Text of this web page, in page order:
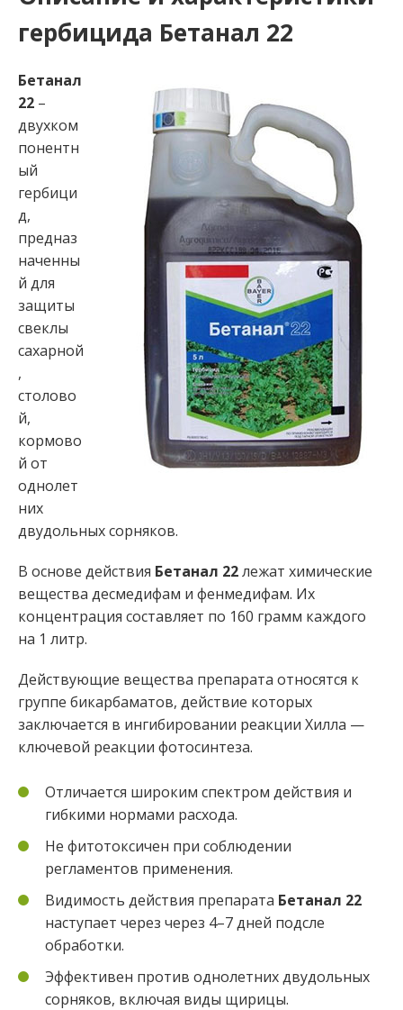
гербицида Бетанал 22
Бетанал
22 –
двухком
понентн
ый
гербици
д,
предназ
наченны
й для
защиты
свеклы
сахарной
,
столово
й,
кормово
й от
однолет
них
двудольных сорняков.
В основе действия Бетанал 22лежат химические
вещества десмедифам и фенмедифам. Их
концентрация составляет по 160 грамм каждого
на 1 литр.
Действующие вещества препарата относятся к
группе бикарбаматов, действие которых
заключается в ингибировании реакции Хилла —
ключевой реакции фотосинтеза.
Отличается широким спектром действия и
гибкими нормами расхода.
Не фитотоксичен при соблюдении
регламентов применения.
Видимость действия препарата Бетанал 22
наступает через через 4–7 дней подсле
обработки.
Эффективен против однолетних двудольных
сорняков, включая виды щирицы.